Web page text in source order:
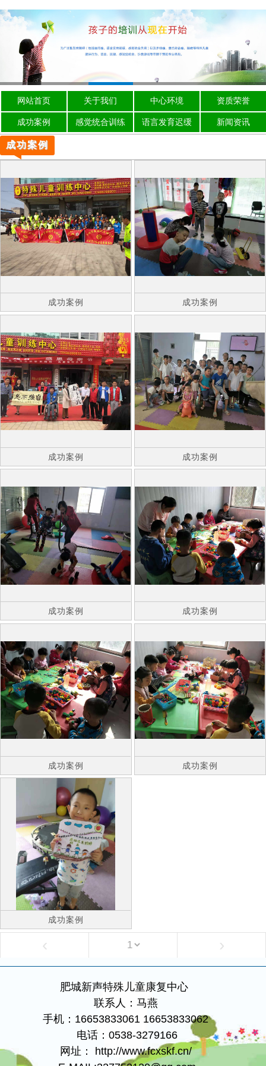
网站首页 关于我们 中心环境 资质荣誉
成功案例 感觉统合训练 语言发育迟缓 新闻资讯
成功案例
成功案例 成功案例
成功案例 成功案例
成功案例 成功案例
成功案例 成功案例
成功案例
‹ ›
肥城新声特殊儿童康复中心
联系人：马燕
手机：16653833061 16653833062
电话：0538-3279166
网址： http://www.fcxskf.cn/